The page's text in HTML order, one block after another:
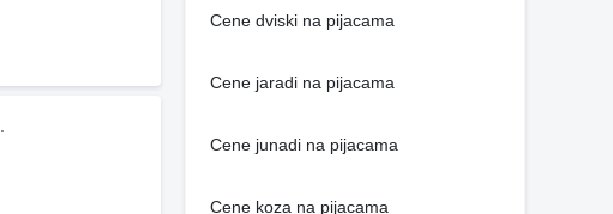
Cene dviski na pijacama
Cene jaradi na pijacama
Cene junadi na pijacama
Cene koza na pijacama